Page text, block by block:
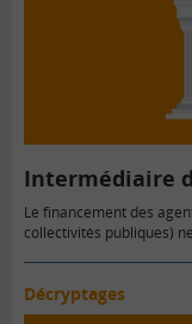
Intermédiaire
Le financement des
collectivités publiques)
Décryptages